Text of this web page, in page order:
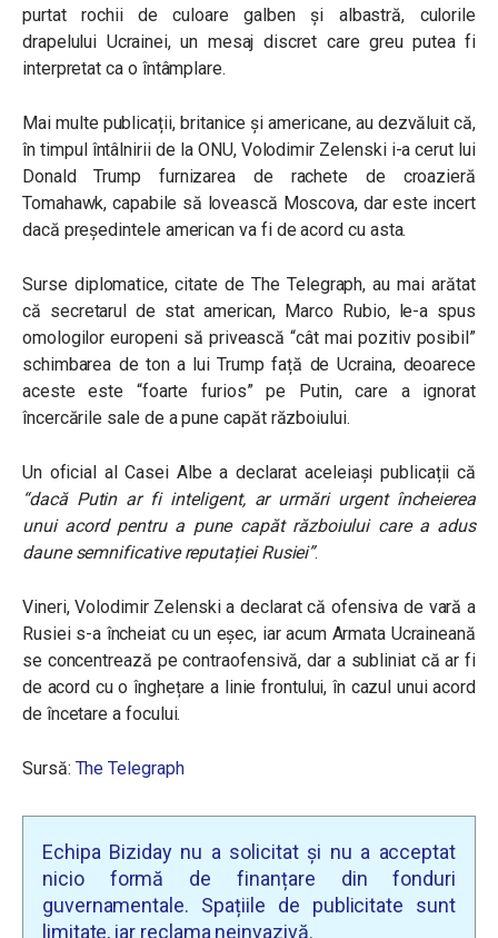
purtat rochii de culoare galben și albastră, culorile
drapelului Ucrainei, un mesaj discret care greu putea fi
interpretat ca o întâmplare.
Mai multe publicații, britanice și americane, au dezvăluit că,
în timpul întâlnirii de la ONU, Volodimir Zelenski i-a cerut lui
Donald Trump furnizarea de rachete de croazieră
Tomahawk, capabile să lovească Moscova, dar este incert
dacă președintele american va fi de acord cu asta.
Surse diplomatice, citate de The Telegraph, au mai arătat
că secretarul de stat american, Marco Rubio, le-a spus
omologilor europeni să privească “cât mai pozitiv posibil”
schimbarea de ton a lui Trump față de Ucraina, deoarece
aceste este “foarte furios” pe Putin, care a ignorat
încercările sale de a pune capăt războiului.
Un oficial al Casei Albe a declarat aceleiași publicații că
“dacă Putin ar fi inteligent, ar urmări urgent încheierea
unui acord pentru a pune capăt războiului care a adus
daune semnificative reputației Rusiei”.
Vineri, Volodimir Zelenski a declarat că ofensiva de vară a
Rusiei s-a încheiat cu un eșec, iar acum Armata Ucraineană
se concentrează pe contraofensivă, dar a subliniat că ar fi
de acord cu o înghețare a linie frontului, în cazul unui acord
de încetare a focului.
Sursă: The Telegraph
Echipa Biziday nu a solicitat și nu a acceptat
nicio formă de finanțare din fonduri
guvernamentale. Spațiile de publicitate sunt
limitate, iar reclama neinvazivă.